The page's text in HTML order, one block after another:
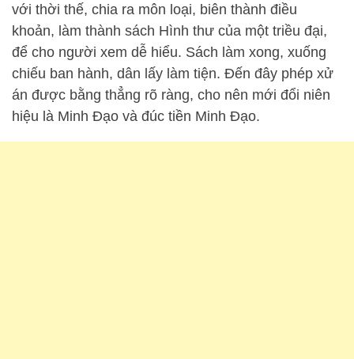
với thời thế, chia ra môn loại, biên thành điều
khoản, làm thành sách Hình thư của một triều đại,
để cho người xem dễ hiểu. Sách làm xong, xuống
chiếu ban hành, dân lấy làm tiện. Đến đây phép xử
án được bằng thẳng rõ ràng, cho nên mới đổi niên
hiệu là Minh Đạo và đúc tiền Minh Đạo.